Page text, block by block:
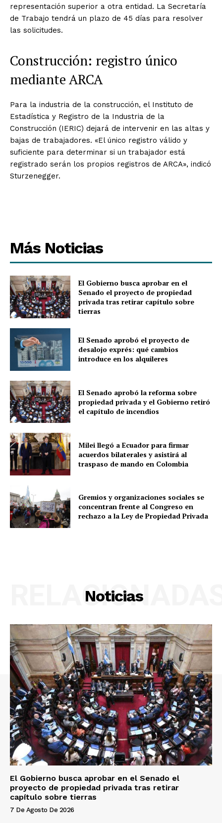
representación superior a otra entidad. La Secretaría
de Trabajo tendrá un plazo de 45 días para resolver
las solicitudes.
Construcción: registro único
mediante ARCA
Para la industria de la construcción, el Instituto de
Estadística y Registro de la Industria de la
Construcción (IERIC) dejará de intervenir en las altas y
bajas de trabajadores. «El único registro válido y
suficiente para determinar si un trabajador está
registrado serán los propios registros de ARCA», indicó
Sturzenegger.
Más Noticias
El Gobierno busca aprobar en el
Senado el proyecto de propiedad
privada tras retirar capítulo sobre
tierras
El Senado aprobó el proyecto de
desalojo exprés: qué cambios
introduce en los alquileres
El Senado aprobó la reforma sobre
propiedad privada y el Gobierno retiró
el capítulo de incendios
Milei llegó a Ecuador para firmar
acuerdos bilaterales y asistirá al
traspaso de mando en Colombia
Gremios y organizaciones sociales se
concentran frente al Congreso en
rechazo a la Ley de Propiedad Privada
Noticias
El Gobierno busca aprobar en el Senado el
proyecto de propiedad privada tras retirar
capítulo sobre tierras
7 De Agosto De 2026